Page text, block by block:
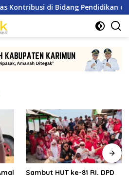
di Bidang Pendidikan dan
Sambut HUT ke-81 RI, DPD